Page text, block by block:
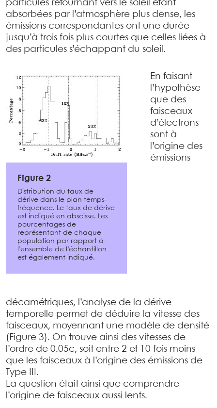
particules retournant vers le soleil étant
absorbées par l’atmosphère plus dense, les
émissions correspondantes ont une durée
jusqu’à trois fois plus courtes que celles liées à
des particules s’échappant du soleil.
Figure 2
Distribution du taux de
dérive dans le plan temps-
fréquence. Le taux de dérive
est indiqué en abscisse. Les
pourcentages de
représentant de chaque
population par rapport à
l’ensemble de l’échantillon
est également indiqué.
En faisant
l’hypothèse
que des
faisceaux
d’électrons
sont à
l’origine des
émissions
décamétriques, l’analyse de la dérive
temporelle permet de déduire la vitesse des
faisceaux, moyennant une modèle de densité
(Figure 3). On trouve ainsi des vitesses de
l’ordre de 0.05c, soit entre 2 et 10 fois moins
que les faisceaux à l’origine des émissions de
Type III.
La question était ainsi que comprendre
l’origine de faisceaux aussi lents.